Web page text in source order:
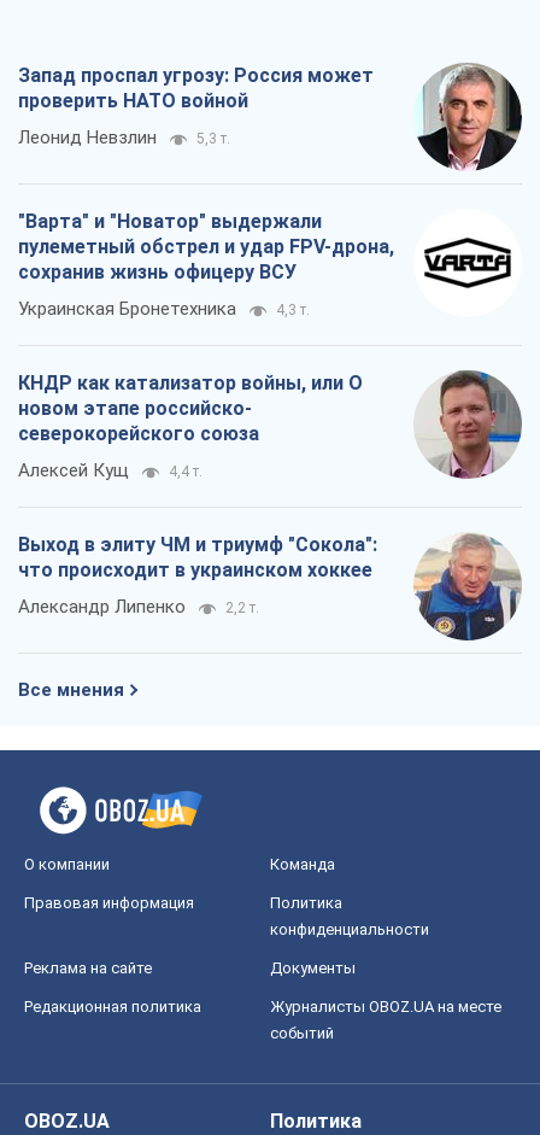
Запад проспал угрозу: Россия может
проверить НАТО войной
Леонид Невзлин 5,3 т.
"Варта" и "Новатор" выдержали
пулеметный обстрел и удар FPV-дрона,
сохранив жизнь офицеру ВСУ
Украинская Бронетехника 4,3 т.
КНДР как катализатор войны, или О
новом этапе российско-
северокорейского союза
Алексей Кущ 4,4 т.
Выход в элиту ЧМ и триумф "Сокола":
что происходит в украинском хоккее
Александр Липенко 2,2 т.
Все мнения
О компании Команда
Правовая информация
Политика
конфиденциальности
Реклама на сайте Документы
Редакционная политика
Журналисты OBOZ.UA на месте
событий
OBOZ.UA
Политика